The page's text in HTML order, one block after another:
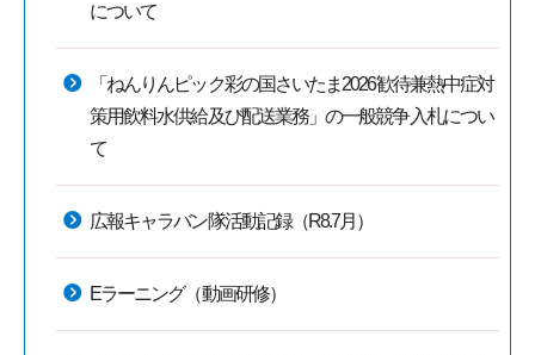
について
「ねんりんピック彩の国さいたま2026歓待兼熱中症対
策用飲料水供給及び配送業務」の一般競争入札につい
て
広報キャラバン隊活動記録（R8.7月）
Eラーニング（動画研修）